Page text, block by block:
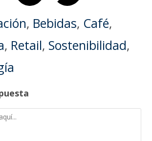
, Bebidas, Café,
, Retail, Sostenibilidad,